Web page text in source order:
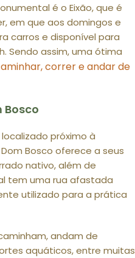
é o Eixão, que é
em que aos domingos e
carros e disponível para
Sendo assim, uma ótima
correr e andar de
Bosco
próximo à
Bosco oferece a seus
nativo, além de
tem uma rua afastada
utilizado para a prática
andam de
aquáticos, entre muitas